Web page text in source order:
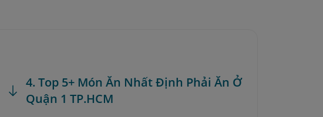
4. Top 5+ Món Ăn Nhất Định Phải Ăn Ở
Quận 1 TP.HCM